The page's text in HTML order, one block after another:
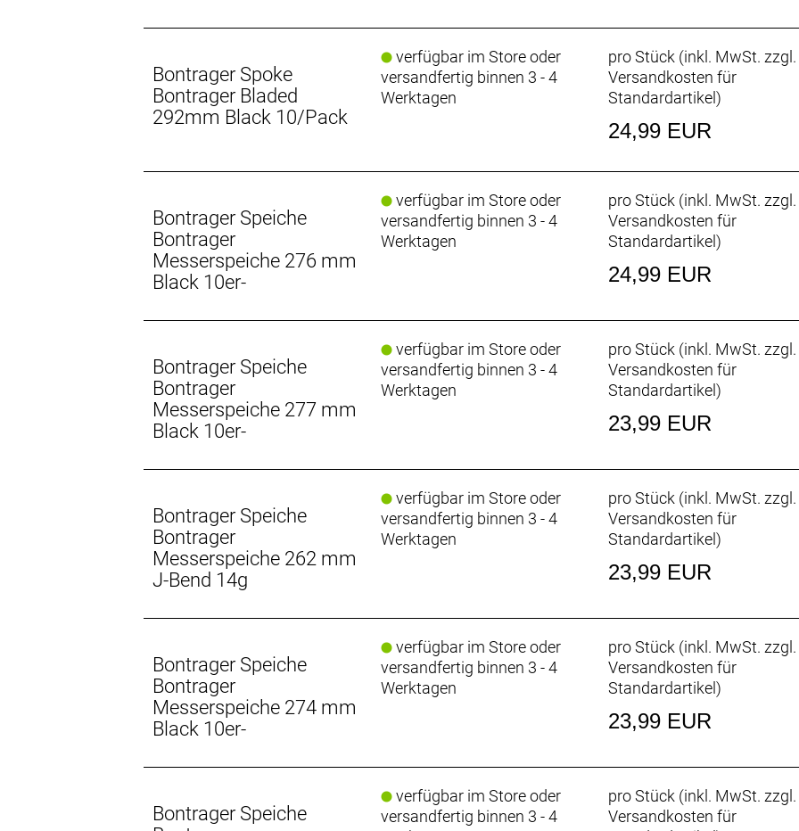
Bontrager Spoke
Bontrager Bladed
292mm Black 10/Pack
verfügbar im Store oder
versandfertig binnen 3 - 4
Werktagen
pro Stück (inkl. MwSt. zzgl.
Versandkosten für
Standardartikel)
24,99 EUR
Bontrager Speiche
Bontrager
Messerspeiche 276 mm
Black 10er-
verfügbar im Store oder
versandfertig binnen 3 - 4
Werktagen
pro Stück (inkl. MwSt. zzgl.
Versandkosten für
Standardartikel)
24,99 EUR
Bontrager Speiche
Bontrager
Messerspeiche 277 mm
Black 10er-
verfügbar im Store oder
versandfertig binnen 3 - 4
Werktagen
pro Stück (inkl. MwSt. zzgl.
Versandkosten für
Standardartikel)
23,99 EUR
Bontrager Speiche
Bontrager
Messerspeiche 262 mm
J-Bend 14g
verfügbar im Store oder
versandfertig binnen 3 - 4
Werktagen
pro Stück (inkl. MwSt. zzgl.
Versandkosten für
Standardartikel)
23,99 EUR
Bontrager Speiche
Bontrager
Messerspeiche 274 mm
Black 10er-
verfügbar im Store oder
versandfertig binnen 3 - 4
Werktagen
pro Stück (inkl. MwSt. zzgl.
Versandkosten für
Standardartikel)
23,99 EUR
Bontrager Speiche
verfügbar im Store oder
versandfertig binnen 3 - 4
pro Stück (inkl. MwSt. zzgl.
Versandkosten für